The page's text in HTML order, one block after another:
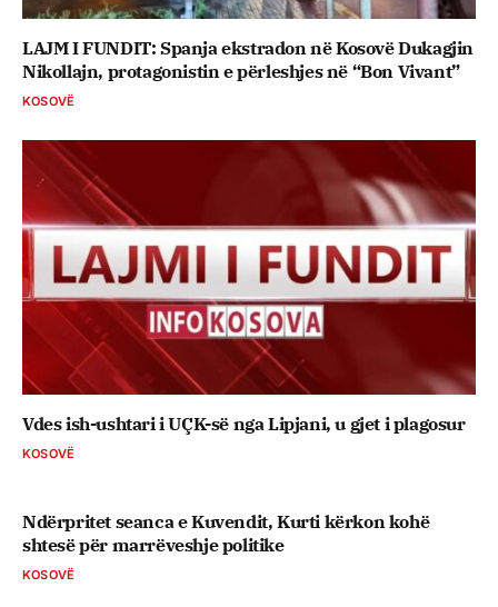
LAJM I FUNDIT: Spanja ekstradon në Kosovë Dukagjin
Nikollajn, protagonistin e përleshjes në “Bon Vivant”
KOSOVË
Vdes ish-ushtari i UÇK-së nga Lipjani, u gjet i plagosur
KOSOVË
Ndërpritet seanca e Kuvendit, Kurti kërkon kohë
shtesë për marrëveshje politike
KOSOVË